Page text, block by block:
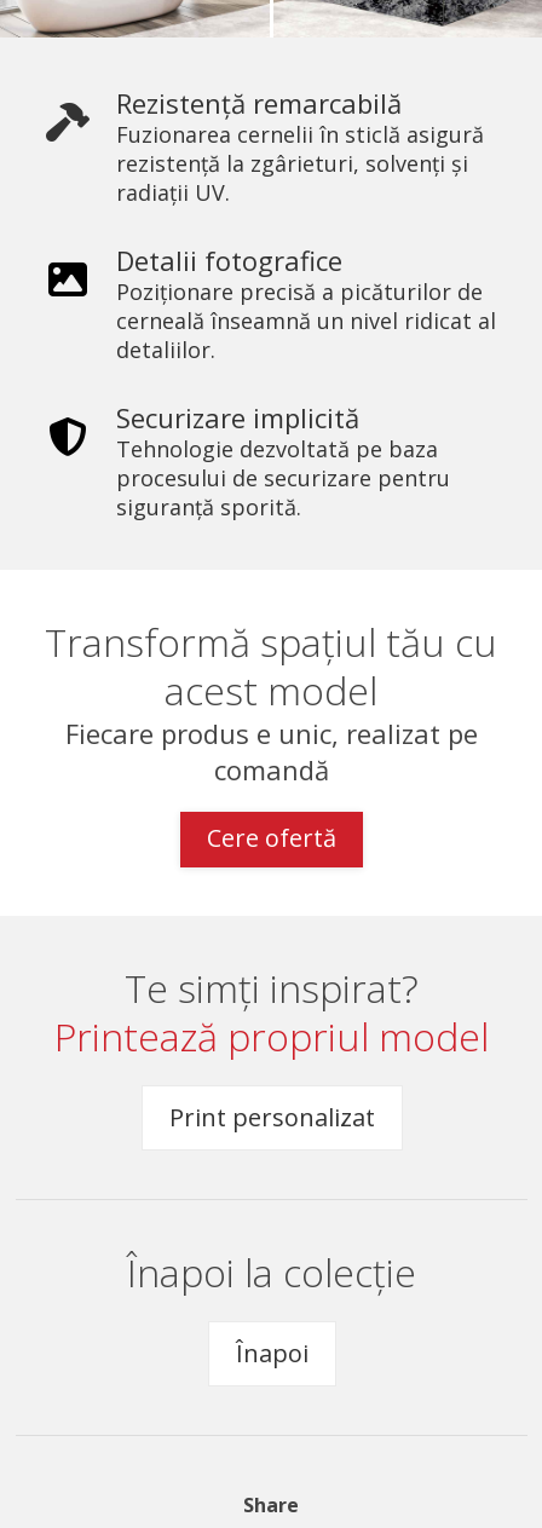
Rezistență remarcabilă
Fuzionarea cernelii în sticlă asigură
rezistență la zgârieturi, solvenți și
radiații UV.
Detalii fotografice
Poziționare precisă a picăturilor de
cerneală înseamnă un nivel ridicat al
detaliilor.
Securizare implicită
Tehnologie dezvoltată pe baza
procesului de securizare pentru
siguranță sporită.
Transformă spațiul tău cu
acest model
Fiecare produs e unic, realizat pe
comandă
Cere ofertă
Te simți inspirat?
Printează propriul model
Print personalizat
Înapoi la colecție
Înapoi
Share